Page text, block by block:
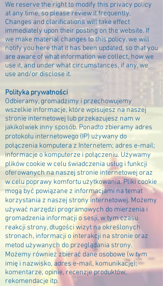
We reserve the right to modify this privacy policy
at any time, so please review it frequently.
Changes and clarifications will take effect
immediately upon their posting on the website. If
we make material changes to this policy, we will
notify you here that it has been updated, so that you
are aware of what information we collect, how we
use it, and under what circumstances, if any, we
use and/or disclose it.
Polityka prywatności
Odbieramy, gromadzimy i przechowujemy
wszelkie informacje, które wpisujesz na naszej
stronie internetowej lub przekazujesz nam w
jakikolwiek inny sposób. Ponadto zbieramy adres
protokołu internetowego (IP) używany do
połączenia komputera z Internetem; adres e-mail;
informacje o komputerze i połączeniu. Używamy
plików cookie w celu świadczenia usług i funkcji
oferowanych na naszej stronie internetowej oraz
w celu poprawy komfortu użytkowania. Pliki cookie
mogą być powiązane z informacjami na temat
korzystania z naszej strony internetowej. Możemy
używać narzędzi programowych do mierzenia i
gromadzenia informacji o sesji, w tym czasu
reakcji strony, długości wizyt na określonych
stronach, informacji o interakcji na stronie oraz
metod używanych do przeglądania strony.
Możemy również zbierać dane osobowe (w tym
imię i nazwisko, adres e-mail, komunikację);
komentarze, opinie, recenzje produktów,
rekomendacje itp.